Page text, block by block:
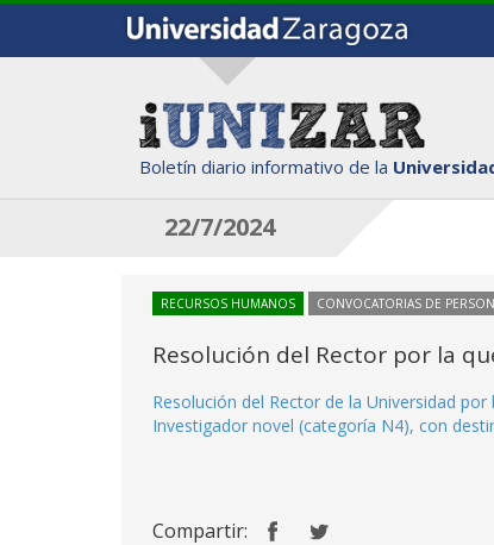
Boletín diario informativo de la
22/7/2024
RECURSOS HUMANOS CONVOCATORIAS DE
Resolución del Rector por la
Resolución del Rector de la Universidad
Investigador novel (categoría N4), con
Compartir: